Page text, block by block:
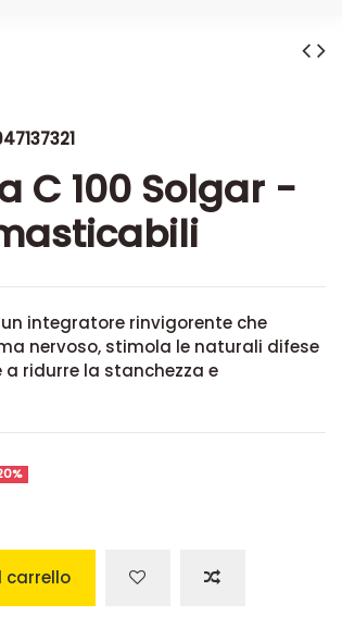
C 100 Solgar -
integratore rinvigorente che
nervoso, stimola le naturali difese
ridurre la stanchezza e
carrello